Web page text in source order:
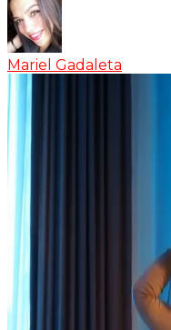
Mariel Gadaleta